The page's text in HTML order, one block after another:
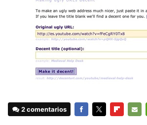
2 comentarios